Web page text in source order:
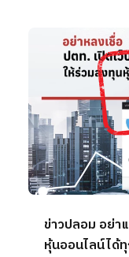
ข่าวปลอม อย่า
หุ้นออนไลน์ได้